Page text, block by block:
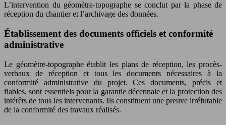
L’intervention du géomètre-topographe se conclut par la phase de
réception du chantier et l’archivage des données.
Établissement des documents officiels et conformité
administrative
Le géomètre-topographe établit les plans de réception, les procès-
verbaux de réception et tous les documents nécessaires à la
conformité administrative du projet. Ces documents, précis et
fiables, sont essentiels pour la garantie décennale et la protection des
intérêts de tous les intervenants. Ils constituent une preuve irréfutable
de la conformité des travaux réalisés.